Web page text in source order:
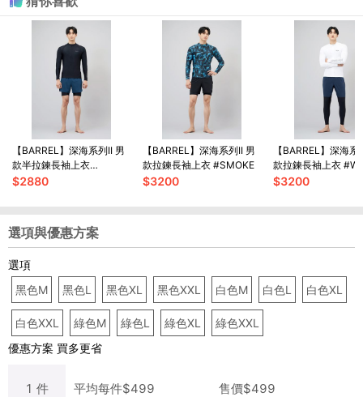
【BARREL】深海系列II 男
款半拉鍊長袖上衣
#BLACK
$2880
【BARREL】深海系列II 男
款拉鍊長袖上衣 #SMOKE
$3200
【BARREL】深海系
款拉鍊長袖上衣
$3200
選項與優惠方案
選項
黑色M
黑色L 黑色XL 黑色XXL 白色M 白色L 白色XL
白色XXL 綠色M 綠色L 綠色XL
綠色XXL
優惠方案 買多更省
1 件 平均每件$499 售價$499